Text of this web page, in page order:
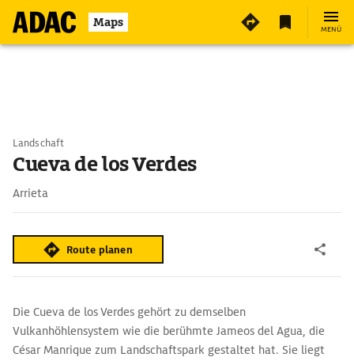
Maps MENÜ
Landschaft
Cueva de los Verdes
Arrieta
Route planen
Die Cueva de los Verdes gehört zu demselben
Vulkanhöhlensystem wie die berühmte Jameos del Agua, die
César Manrique zum Landschaftspark gestaltet hat. Sie liegt